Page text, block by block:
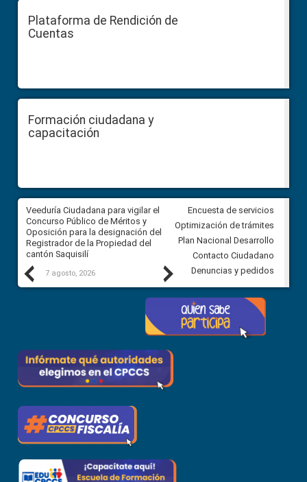
Plataforma de Rendición de
Cuentas
Formación ciudadana y
capacitación
Previous
Veeduría Ciudadana para vigilar el
Concurso Público de Méritos y
Oposición para la designación del
Registrador de la Propiedad del
cantón Saquisilí
7 agosto, 2026
Veeduría Ciudadana para
construcción del asfaltado de
Ballenita del cantón Santa
7 agosto, 2026
Next
Encuesta de servicios
Optimización de trámites
Plan Nacional Desarrollo
Contacto Ciudadano
Denuncias y pedidos